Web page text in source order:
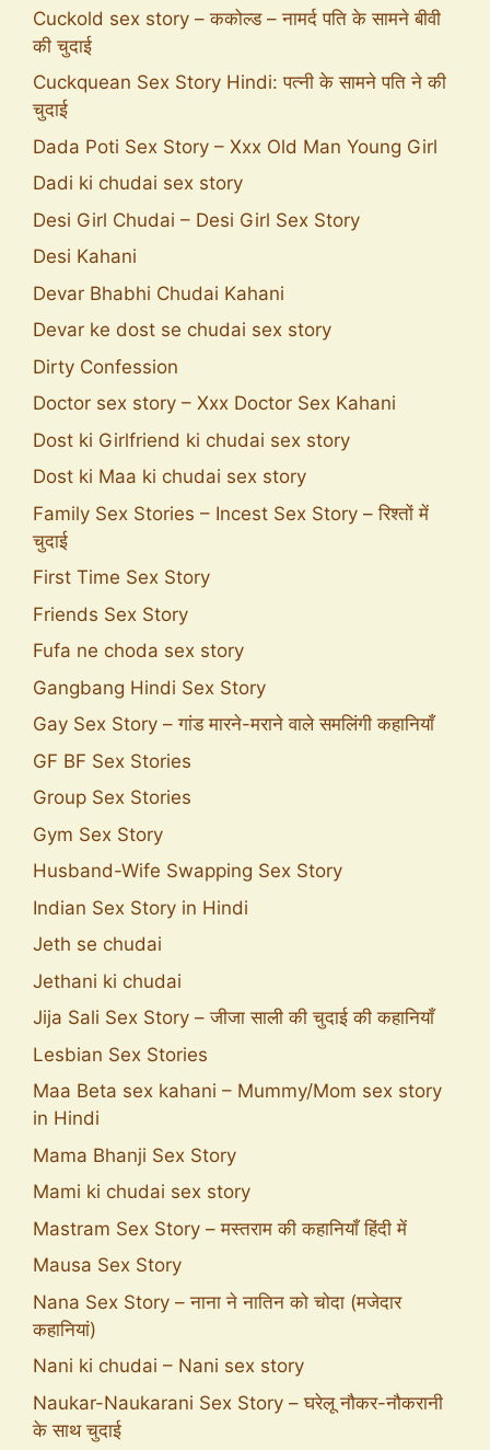
Cuckold sex story – ककोल्ड – नामर्द पति के सामने बीवी
की चुदाई
Cuckquean Sex Story Hindi: पत्नी के सामने पति ने की
चुदाई
Dada Poti Sex Story – Xxx Old Man Young Girl
Dadi ki chudai sex story
Desi Girl Chudai – Desi Girl Sex Story
Desi Kahani
Devar Bhabhi Chudai Kahani
Devar ke dost se chudai sex story
Dirty Confession
Doctor sex story – Xxx Doctor Sex Kahani
Dost ki Girlfriend ki chudai sex story
Dost ki Maa ki chudai sex story
Family Sex Stories – Incest Sex Story – रिश्तों में
चुदाई
First Time Sex Story
Friends Sex Story
Fufa ne choda sex story
Gangbang Hindi Sex Story
Gay Sex Story – गांड मारने-मराने वाले समलिंगी कहानियाँ
GF BF Sex Stories
Group Sex Stories
Gym Sex Story
Husband-Wife Swapping Sex Story
Indian Sex Story in Hindi
Jeth se chudai
Jethani ki chudai
Jija Sali Sex Story – जीजा साली की चुदाई की कहानियाँ
Lesbian Sex Stories
Maa Beta sex kahani – Mummy/Mom sex story
in Hindi
Mama Bhanji Sex Story
Mami ki chudai sex story
Mastram Sex Story – मस्तराम की कहानियाँ हिंदी में
Mausa Sex Story
Nana Sex Story – नाना ने नातिन को चोदा (मजेदार
कहानियां)
Nani ki chudai – Nani sex story
Naukar-Naukarani Sex Story – घरेलू नौकर-नौकरानी
के साथ चुदाई